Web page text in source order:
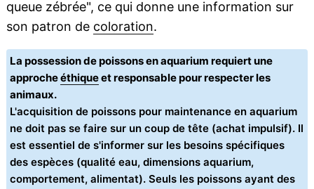
queue zébrée", ce qui donne une information sur
son patron de coloration.
La possession de poissons en aquarium requiert une
approcheéthiqueet responsable pour respecter les
animaux.
L'acquisition de poissons pour maintenance en aquarium
ne doit pas se faire sur un coup de tête (achat impulsif). Il
est essentiel de s'informer sur les besoins spécifiques
des espèces (qualité eau, dimensions aquarium,
comportement, alimentat). Seuls les poissons ayant des